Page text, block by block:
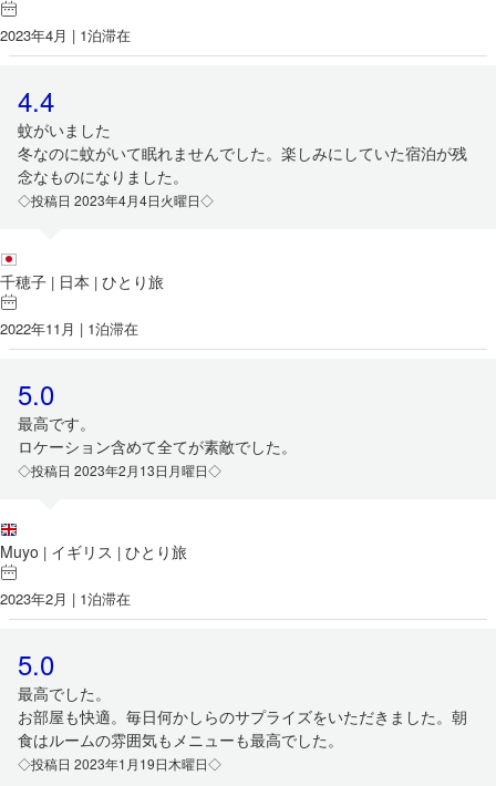
2023年4月 | 1泊滞在
4.4
蚊がいました
冬なのに蚊がいて眠れませんでした。楽しみにしていた宿泊が残
念なものになりました。
◇投稿日 2023年4月4日火曜日◇
千穂子 | 日本 | ひとり旅
2022年11月 | 1泊滞在
5.0
最高です。
ロケーション含めて全てが素敵でした。
◇投稿日 2023年2月13日月曜日◇
Muyo | イギリス | ひとり旅
2023年2月 | 1泊滞在
5.0
最高でした。
お部屋も快適。毎日何かしらのサプライズをいただきました。朝
食はルームの雰囲気もメニューも最高でした。
◇投稿日 2023年1月19日木曜日◇